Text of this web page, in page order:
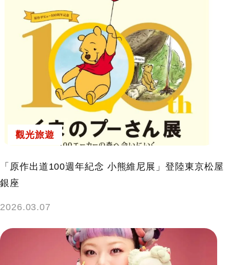
觀光旅遊
「原作出道100週年紀念 小熊維尼展」登陸東京松屋
銀座
2026.03.07